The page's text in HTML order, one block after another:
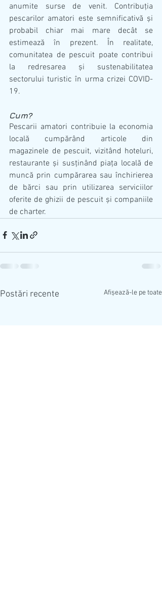
anumite surse de venit. Contribuția
pescarilor amatori este semnificativă și
probabil chiar mai mare decât se
estimează în prezent. În realitate,
comunitatea de pescuit poate contribui
la redresarea și sustenabilitatea
sectorului turistic în urma crizei COVID-
19.
Cum?
Pescarii amatori contribuie la economia
locală cumpărând articole din
magazinele de pescuit, vizitând hoteluri,
restaurante și susținând piața locală de
muncă prin cumpărarea sau închirierea
de bărci sau prin utilizarea serviciilor
oferite de ghizii de pescuit și companiile
de charter.
Postări recente Afișează-le pe toate